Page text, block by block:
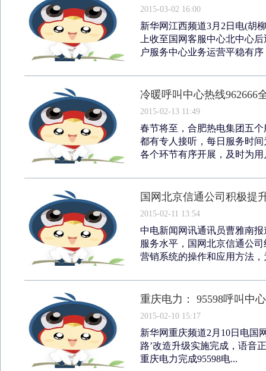
2015-03-02 16:00
新华网江西频道3月2日电(胡
上收至国网客服中心北中心
户服务中心业务运营平稳有
冷暖呼叫中心热线962666
2015-02-13 11:49
春节将至，合肥热电集团五
都有专人接听，每日服务时
各个环节有序开展，及时为
国网北京信通公司积极提
2015-02-11 13:54
中电新闻网讯通讯员曹雅南
服务水平，国网北京信通公
营销系统的操作和应用方法
重庆电力： 95598呼叫中
2015-02-10 15:17
新华网重庆频道2月10日电国
路’改造升级实施完成，语音
重庆电力完成95598电...